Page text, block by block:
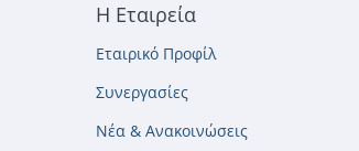
Η Εταιρεία
Εταιρικό Προφίλ
Συνεργασίες
Νέα & Ανακοινώσεις